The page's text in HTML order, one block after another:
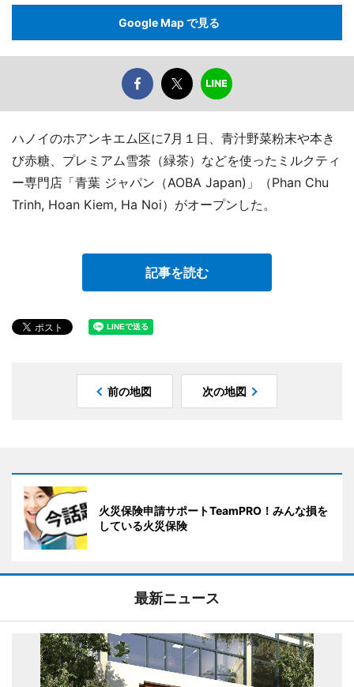
Google Map で見る
ハノイのホアンキエム区に7月１日、青汁野菜粉末や本き
び赤糖、プレミアム雪茶（緑茶）などを使ったミルクティ
ー専門店「青葉 ジャパン（AOBA Japan)」（Phan Chu
Trinh, Hoan Kiem, Ha Noi）がオープンした。
記事を読む
前の地図 次の地図
火災保険申請サポートTeamPRO！みんな損を
している火災保険
最新ニュース